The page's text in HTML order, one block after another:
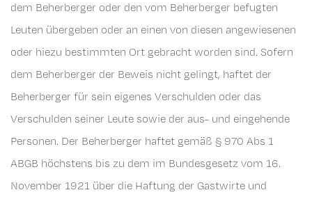
dem Beherberger oder den vom Beherberger befugten
Leuten übergeben oder an einen von diesen angewiesenen
oder hiezu bestimmten Ort gebracht worden sind. Sofern
dem Beherberger der Beweis nicht gelingt, haftet der
Beherberger für sein eigenes Verschulden oder das
Verschulden seiner Leute sowie der aus- und eingehende
Personen. Der Beherberger haftet gemäß § 970 Abs 1
ABGB höchstens bis zu dem im Bundesgesetz vom 16.
November 1921 über die Haftung der Gastwirte und